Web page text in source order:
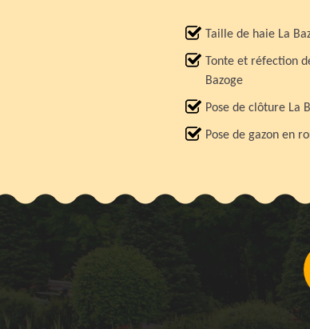
Taille de haie La
Tonte et réfection
Bazoge
Pose de clôture La
Pose de gazon en